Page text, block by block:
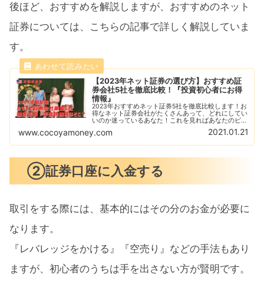
後ほど、おすすめを解説しますが、おすすめのネット
証券については、こちらの記事で詳しく解説していま
す。
【2023年ネット証券の選び方】おすすめ証
券会社5社を徹底比較！『投資初心者にお得
情報』
2023年おすすめネット証券5社を徹底比較します！お
得なネット証券会社がたくさんあって、どれにしてい
いのか迷っているあなた！これを見ればあなたのピッ
タリなネット証券会社が必ず見つかります！各社の特
徴や手数料の違いを比較することで見えてくる！
www.cocoyamoney.com 2021.01.21
②証券口座に入金する
取引をする際には、基本的にはその分のお金が必要に
なります。
『レバレッジをかける』『空売り』などの手法もあり
ますが、初心者のうちは手を出さない方が賢明です。